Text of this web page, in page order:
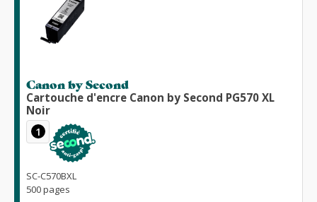
Canon by Second
Cartouche d'encre Canon by Second PG570 XL
Noir
1
SC-C570BXL
500 pages